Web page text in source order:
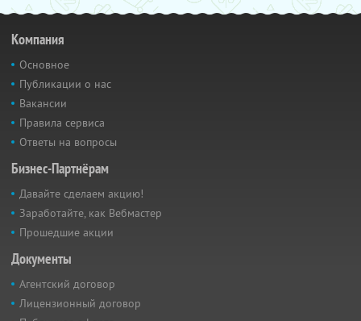
Компания
Основное
Публикации о нас
Вакансии
Правила сервиса
Ответы на вопросы
Бизнес-Партнёрам
Давайте сделаем акцию!
Заработайте, как Вебмастер
Прошедшие акции
Документы
Агентский договор
Лицензионный договор